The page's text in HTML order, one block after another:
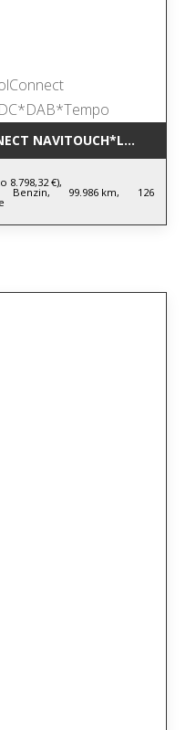
8.798,32 €),
Benzin, 99.986 km, 126